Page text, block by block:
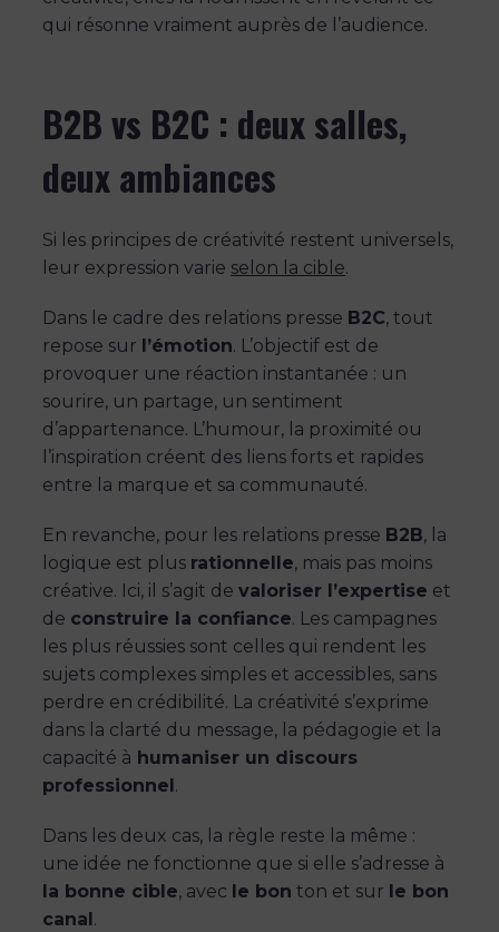
qui résonne vraiment auprès de l’audience.
B2B vs B2C : deux salles,
deux ambiances
Si les principes de créativité restent universels,
leur expression varie selon la cible.
Dans le cadre des relations presse B2C, tout
repose sur l’émotion. L’objectif est de
provoquer une réaction instantanée : un
sourire, un partage, un sentiment
d’appartenance. L’humour, la proximité ou
l’inspiration créent des liens forts et rapides
entre la marque et sa communauté.
En revanche, pour les relations presse B2B, la
logique est plus rationnelle, mais pas moins
créative. Ici, il s’agit devaloriser l’expertise et
de construire la confiance. Les campagnes
les plus réussies sont celles qui rendent les
sujets complexes simples et accessibles, sans
perdre en crédibilité. La créativité s’exprime
dans la clarté du message, la pédagogie et la
capacité à humaniser un discours
professionnel.
Dans les deux cas, la règle reste la même :
une idée ne fonctionne que si elle s’adresse à
la bonne cible, avec le bon ton et sur le bon
canal.